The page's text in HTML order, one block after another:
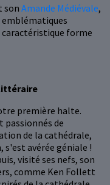
son Amande Médiévale,
caractéristique forme
première halte.
de
de la cathédrale,
s'est avérée géniale !
visité ses nefs, son
comme Ken Follett